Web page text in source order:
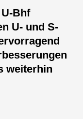
Bhf
U- und S-
weiterhin